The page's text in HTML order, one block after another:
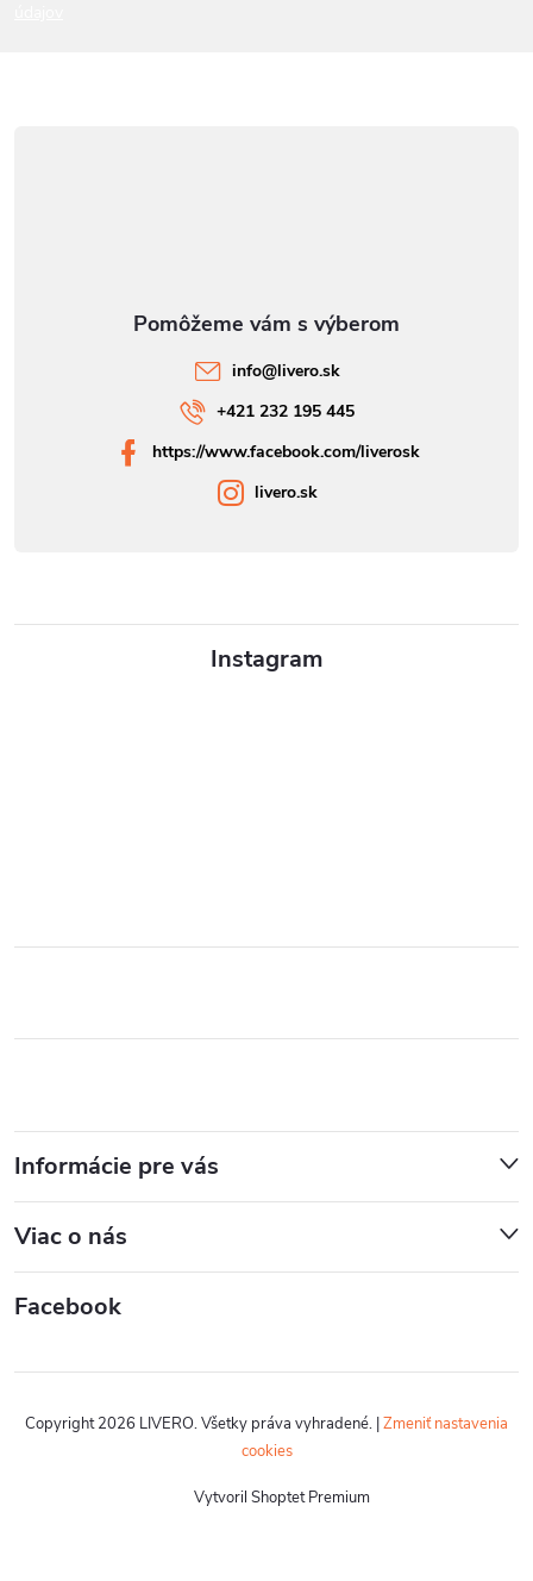
Instagram
Informácie pre vás
Viac o nás
Facebook
info@livero.sk
+421 232 195 445
https://www.facebook.com/liverosk
livero.sk
Vytvoril Shoptet Premium
Copyright 2026 LIVERO. Všetky práva vyhradené. |Zmeniť nastavenia
cookies